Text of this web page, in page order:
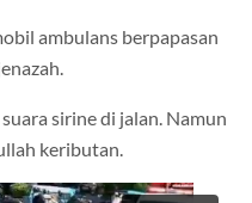
ambulans berpapasan
sirine di jalan. Namun
keributan.